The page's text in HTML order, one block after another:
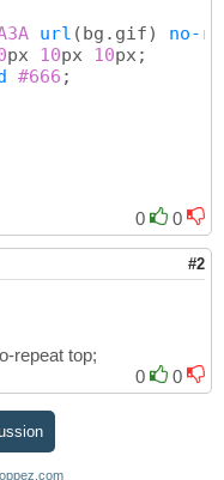
url ( bg.gif)
no-
px 10px 10px;
#666
0 0
#2
repeat top;
0
0